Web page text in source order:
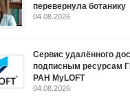
перевернула ботанику
04.08.2026
Сервис удалённого
подписным ресурсам
РАН MyLOFT
04.08.2026